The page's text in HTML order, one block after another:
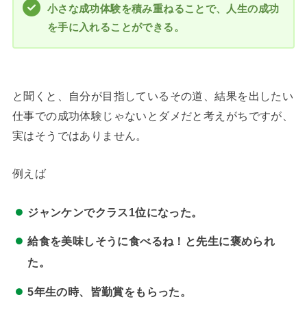
小さな成功体験を積み重ねることで、人生の成功
を手に入れることができる。
と聞くと、自分が目指しているその道、結果を出したい
仕事での成功体験じゃないとダメだと考えがちですが、
実はそうではありません。
例えば
ジャンケンでクラス1位になった。
給食を美味しそうに食べるね！と先生に褒められ
た。
5年生の時、皆勤賞をもらった。